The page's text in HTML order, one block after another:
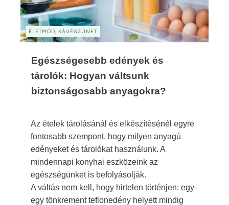
ÉLETMÓD, KÁVÉSZÜNET
Egészségesebb edények és
tárolók: Hogyan váltsunk
biztonságosabb anyagokra?
Az ételek tárolásánál és elkészítésénél egyre
fontosabb szempont, hogy milyen anyagú
edényeket és tárolókat használunk. A
mindennapi konyhai eszközeink az
egészségünket is befolyásolják.
A váltás nem kell, hogy hirtelen történjen: egy-
egy tönkrement teflonedény helyett mindig